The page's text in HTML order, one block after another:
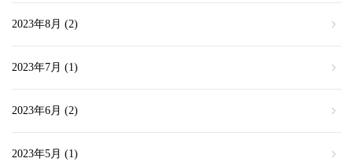
2023年8月 (2)
2023年7月 (1)
2023年6月 (2)
2023年5月 (1)